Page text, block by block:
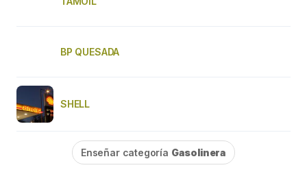
BP QUESADA
SHELL
Enseñar categoría Gasolinera